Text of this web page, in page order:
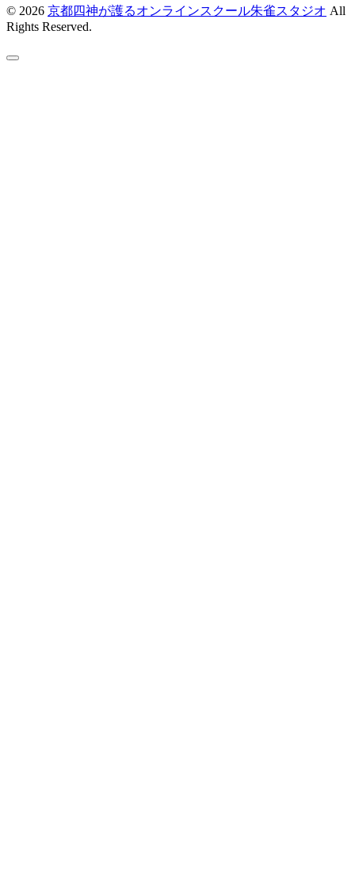
© 2026 京都四神が護るオンラインスクール朱雀スタジオ All
Rights Reserved.